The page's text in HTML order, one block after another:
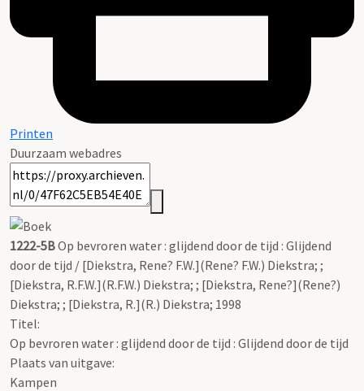
Printen
Duurzaam webadres
1222-5BOp bevroren water : glijdend door de tijd : Glijdend
door de tijd / [Diekstra, Rene? F.W.](Rene? F.W.) Diekstra; ;
[Diekstra, R.F.W.](R.F.W.) Diekstra; ; [Diekstra, Rene?](Rene?)
Diekstra; ; [Diekstra, R.](R.) Diekstra; 1998
Titel:
Op bevroren water : glijdend door de tijd : Glijdend door de tijd
Plaats van uitgave:
Kampen